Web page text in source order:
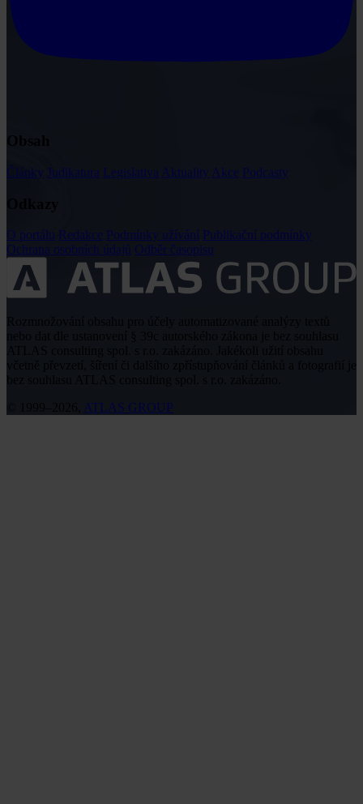
Články Judikatura Legislativa Aktuality Akce Podcasty
O portálu Redakce Podmínky užívání Publikační podmínky
Ochrana osobních údajů Odběr časopisu
včetně převzetí, šíření či dalšího zpřístupňování článků a fotografií je
ATLAS GROUP